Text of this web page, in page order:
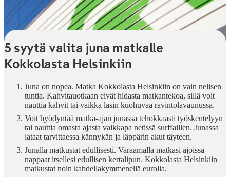
5 syytä valita juna matkalle
Kokkolasta Helsinkiin
Juna on nopea. Matka Kokkolasta Helsinkiin on vain nelisen
tuntia. Kahvitauotkaan eivät hidasta matkantekoa, sillä voit
nauttia kahvit tai vaikka lasin kuohuvaa ravintolavaunussa.
Voit hyödyntää matka-ajan junassa tehokkaasti työskentelyyn
tai nauttia omasta ajasta vaikkapa netissä surffaillen. Junassa
lataat tarvittaessa kännykän ja läppärin akut täyteen.
Junalla matkustat edullisesti. Varaamalla matkasi ajoissa
nappaat itsellesi edullisen kertalipun. Kokkolasta Helsinkiin
matkustat noin kahdellakymmenellä eurolla.